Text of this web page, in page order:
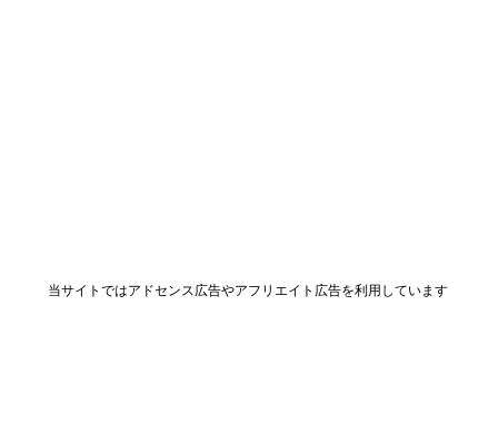
当サイトではアドセンス広告やアフリエイト広告を利用しています